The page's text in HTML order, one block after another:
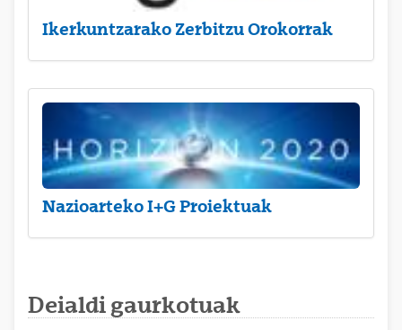
Ikerkuntzarako Zerbitzu Orokorrak
Nazioarteko I+G Proiektuak
Deialdi gaurkotuak